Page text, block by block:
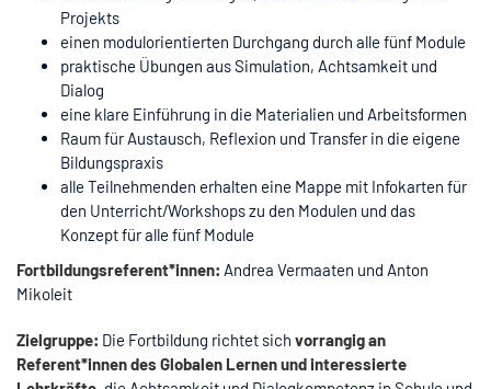
Projekts
einen modulorientierten Durchgang durch alle fünf Module
praktische Übungen aus Simulation, Achtsamkeit und
Dialog
eine klare Einführung in die Materialien und Arbeitsformen
Raum für Austausch, Reflexion und Transfer in die eigene
Bildungspraxis
alle Teilnehmenden erhalten eine Mappe mit Infokarten für
den Unterricht/Workshops zu den Modulen und das
Konzept für alle fünf Module
Fortbildungsreferent*innen: Andrea Vermaaten und Anton
Mikoleit
Zielgruppe: Die Fortbildung richtet sich vorrangig an
Referent*innen des Globalen Lernen und interessierte